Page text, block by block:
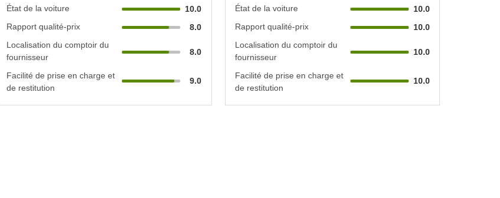
État de la voiture
10.0
Rapport qualité-prix
8.0
Localisation du comptoir du
fournisseur
8.0
Facilité de prise en charge et
de restitution
9.0
État de la voiture
10.0
Rapport qualité-prix
10.0
Localisation du comptoir du
fournisseur
10.0
Facilité de prise en charge et
de restitution
10.0